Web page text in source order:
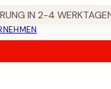
IN 2-4